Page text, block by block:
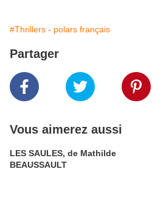
#Thrillers - polars français
Partager
Vous aimerez aussi
LES SAULES, de Mathilde
BEAUSSAULT